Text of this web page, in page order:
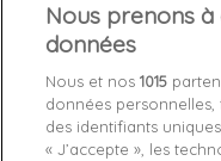
Livraison gratuite *
Retours sous 100
Produit certifié
Nous prenons
données
Nous et nos1015
données
des identifiants
« J’accepte », les